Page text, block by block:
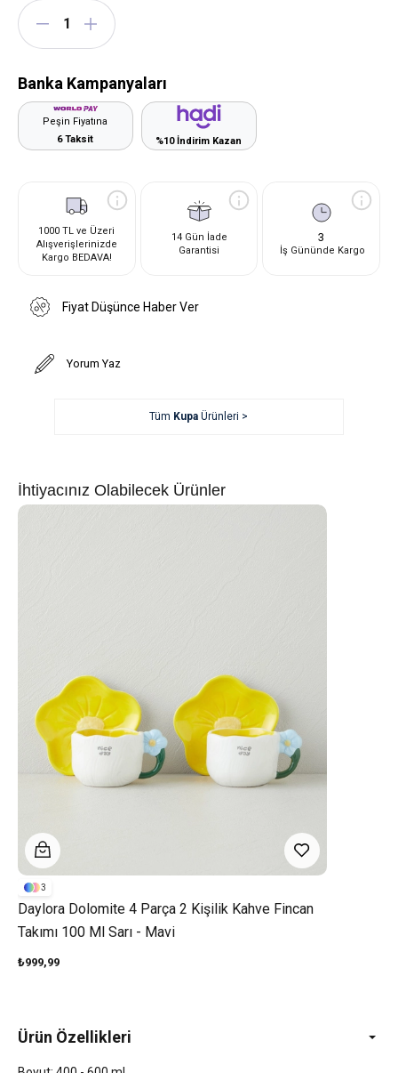
Banka Kampanyaları
Peşin Fiyatına
6 Taksit
%10 İndirim Kazan
1000 TL ve Üzeri
Alışverişlerinizde
Kargo BEDAVA!
14 Gün İade
Garantisi
3
İş Gününde Kargo
Fiyat Düşünce Haber Ver
Yorum Yaz
Tüm Kupa Ürünleri >
İhtiyacınız Olabilecek Ürünler
Daylora Dolomite 4 Parça 2 Kişilik Kahve Fincan
Takımı 100 Ml Sarı - Mavi
₺999,99
3
Ürün Özellikleri